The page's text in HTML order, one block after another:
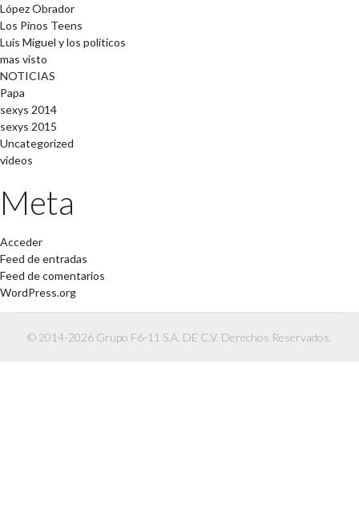
López Obrador
Los Pinos Teens
Luis Miguel y los políticos
mas visto
NOTICIAS
Papa
sexys 2014
sexys 2015
Uncategorized
videos
Meta
Acceder
Feed de entradas
Feed de comentarios
WordPress.org
© 2014-2026 Grupo F6-11 S.A. DE C.V. Derechos Reservados.